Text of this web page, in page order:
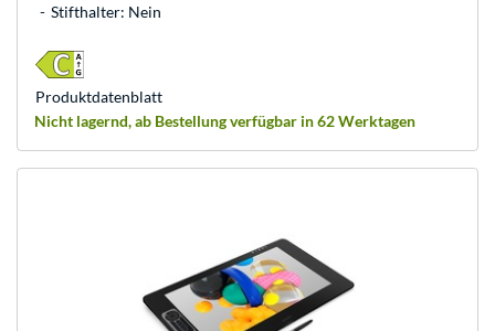
Stifthalter: Nein
Nicht lagernd, ab Bestellung verfügbar in 62 Werktagen
Produkt­datenblatt